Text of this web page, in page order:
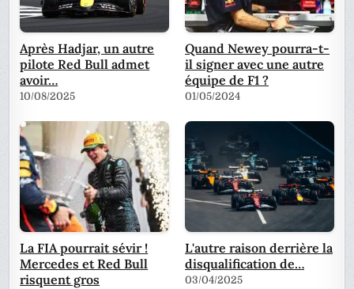
Après Hadjar, un autre
pilote Red Bull admet
avoir…
10/08/2025
Quand Newey pourra-t-
il signer avec une autre
équipe de F1 ?
01/05/2024
La FIA pourrait sévir !
Mercedes et Red Bull
risquent gros
L'autre raison derrière la
disqualification de…
03/04/2025